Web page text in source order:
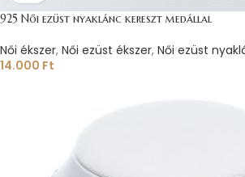
925 Női ezüst nyaklánc kereszt medállal
Női ékszer, Női ezüst ékszer, Női ezüst
14.000 Ft